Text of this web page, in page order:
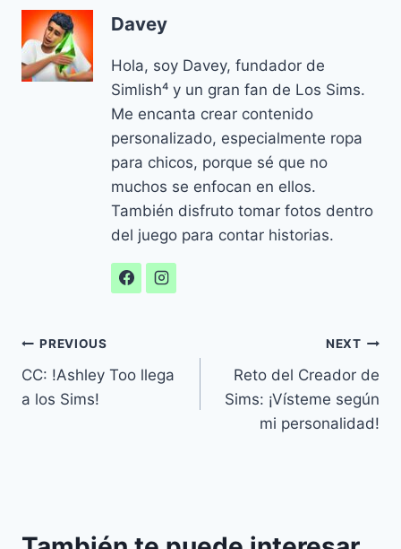
Davey
Hola, soy Davey, fundador de
Simlish⁴ y un gran fan de Los Sims.
Me encanta crear contenido
personalizado, especialmente ropa
para chicos, porque sé que no
muchos se enfocan en ellos.
También disfruto tomar fotos dentro
del juego para contar historias.
Navegación
de
PREVIOUS
CC: !Ashley Too llega
a los Sims!
NEXT
Reto del Creador de
Sims: ¡Vísteme según
mi personalidad!